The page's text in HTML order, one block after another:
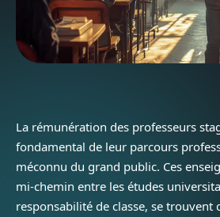
La rémunération des professeurs
fondamental de leur parcours
méconnu du grand public. Ces
mi-chemin entre les études
responsabilité de classe, se trouvent